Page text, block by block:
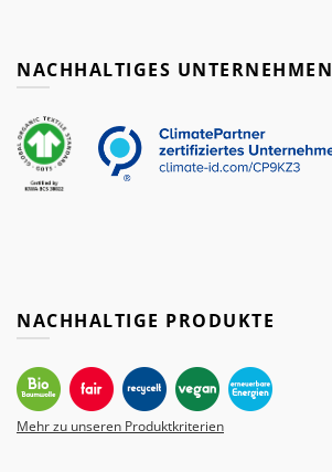
NACHHALTIGES UNTERNEHMEN
NACHHALTIGE PRODUKTE
Mehr zu unseren Produktkriterien